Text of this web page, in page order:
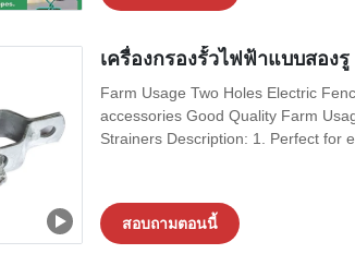
เครื่องกรองรั้วไฟฟ้าแบบสอง
Farm Usage Two Holes Electric
accessories Good Quality Farm
Strainers Description: 1. Perfect for
สอบถามตอนนี้